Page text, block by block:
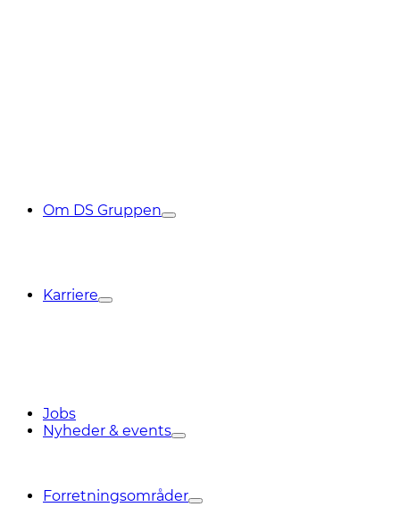
Om DS Gruppen
Karriere
Jobs
Nyheder & events
Forretningsområder